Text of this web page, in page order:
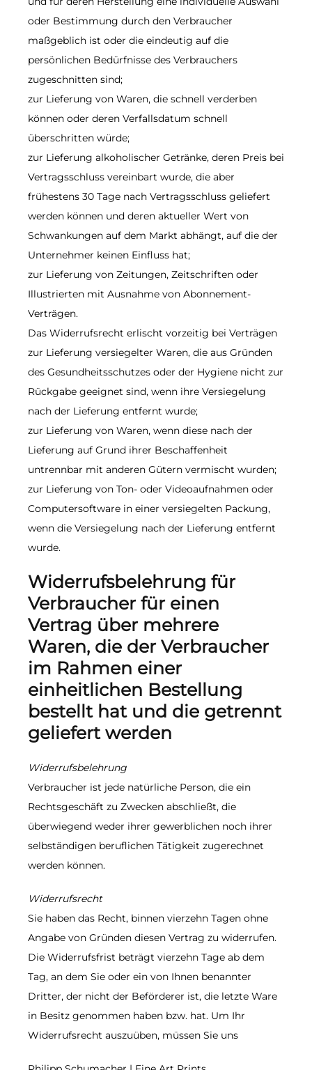
oder Bestimmung durch den Verbraucher
maßgeblich ist oder die eindeutig auf die
persönlichen Bedürfnisse des Verbrauchers
zugeschnitten sind;
zur Lieferung von Waren, die schnell verderben
können oder deren Verfallsdatum schnell
überschritten würde;
zur Lieferung alkoholischer Getränke, deren Preis bei
Vertragsschluss vereinbart wurde, die aber
frühestens 30 Tage nach Vertragsschluss geliefert
werden können und deren aktueller Wert von
Schwankungen auf dem Markt abhängt, auf die der
Unternehmer keinen Einfluss hat;
zur Lieferung von Zeitungen, Zeitschriften oder
Illustrierten mit Ausnahme von Abonnement-
Verträgen.
Das Widerrufsrecht erlischt vorzeitig bei Verträgen
zur Lieferung versiegelter Waren, die aus Gründen
des Gesundheitsschutzes oder der Hygiene nicht zur
Rückgabe geeignet sind, wenn ihre Versiegelung
nach der Lieferung entfernt wurde;
zur Lieferung von Waren, wenn diese nach der
Lieferung auf Grund ihrer Beschaffenheit
untrennbar mit anderen Gütern vermischt wurden;
zur Lieferung von Ton- oder Videoaufnahmen oder
Computersoftware in einer versiegelten Packung,
wenn die Versiegelung nach der Lieferung entfernt
wurde.
Widerrufsbelehrung für
Verbraucher für einen
Vertrag über mehrere
Waren, die der Verbraucher
im Rahmen einer
einheitlichen Bestellung
bestellt hat und die getrennt
geliefert werden
Widerrufsbelehrung
Verbraucher ist jede natürliche Person, die ein
Rechtsgeschäft zu Zwecken abschließt, die
überwiegend weder ihrer gewerblichen noch ihrer
selbständigen beruflichen Tätigkeit zugerechnet
werden können.
Widerrufsrecht
Sie haben das Recht, binnen vierzehn Tagen ohne
Angabe von Gründen diesen Vertrag zu widerrufen.
Die Widerrufsfrist beträgt vierzehn Tage ab dem
Tag, an dem Sie oder ein von Ihnen benannter
Dritter, der nicht der Beförderer ist, die letzte Ware
in Besitz genommen haben bzw. hat. Um Ihr
Widerrufsrecht auszuüben, müssen Sie uns